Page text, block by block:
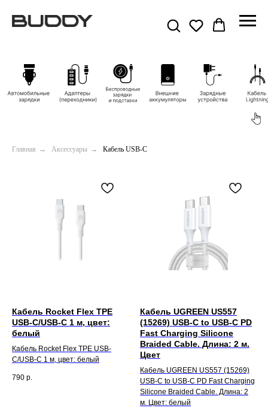
Главная → Аксессуары → Кабель USB-C
Кабель Rocket Flex TPE
USB-C/USB-C 1 м, цвет:
белый
Кабель Rocket Flex TPE USB-
C/USB-C 1 м, цвет: белый
790 р.
Кабель UGREEN US557
(15269) USB-C to USB-C PD
Fast Charging Silicone
Braided Cable. Длина: 2 м.
Цвет
Кабель UGREEN US557 (15269)
USB-C to USB-C PD Fast Charging
Silicone Braided Cable. Длина: 2
м. Цвет: белый